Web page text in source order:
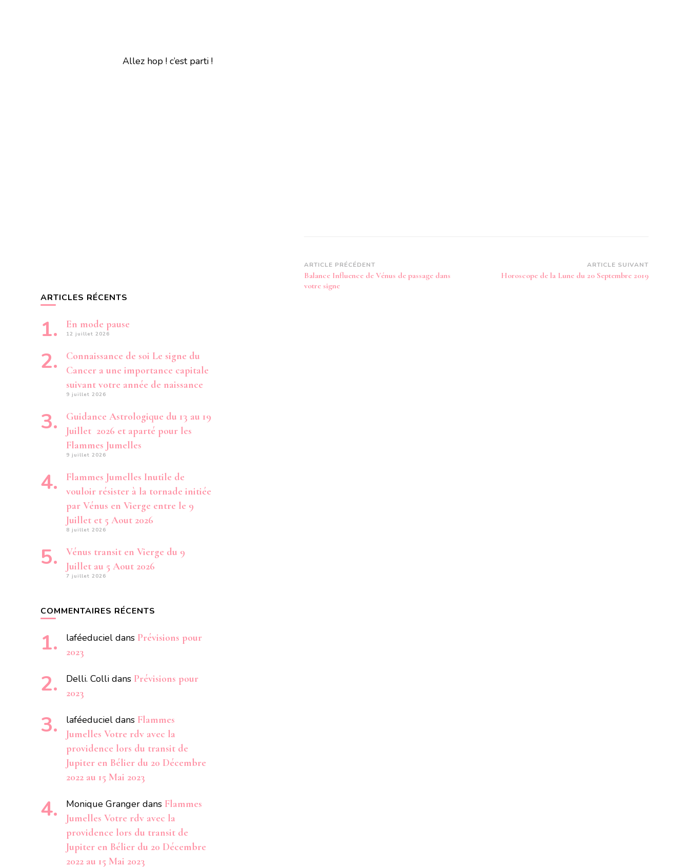
Allez hop ! c’est parti !
Navigation
d’article
ARTICLE PRÉCÉDENT
Balance Influence de Vénus de passage dans
votre signe
ARTICLE SUIVANT
Horoscope de la Lune du 20 Septembre 2019
ARTICLES RÉCENTS
En mode pause
12 juillet 2026
Connaissance de soi Le signe du
Cancer a une importance capitale
suivant votre année de naissance
9 juillet 2026
Guidance Astrologique du 13 au 19
Juillet 2026 et aparté pour les
Flammes Jumelles
9 juillet 2026
Flammes Jumelles Inutile de
vouloir résister à la tornade initiée
par Vénus en Vierge entre le 9
Juillet et 5 Aout 2026
8 juillet 2026
Vénus transit en Vierge du 9
Juillet au 5 Aout 2026
7 juillet 2026
COMMENTAIRES RÉCENTS
laféeduciel dans Prévisions pour
2023
Delli. Colli dans Prévisions pour
2023
laféeduciel dans Flammes
Jumelles Votre rdv avec la
providence lors du transit de
Jupiter en Bélier du 20 Décembre
2022 au 15 Mai 2023
Monique Granger dans Flammes
Jumelles Votre rdv avec la
providence lors du transit de
Jupiter en Bélier du 20 Décembre
2022 au 15 Mai 2023